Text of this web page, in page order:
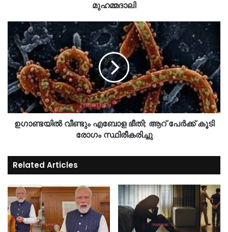
മുഹമ്മദാലി
ഉഗാണ്ടയിൽ വീണ്ടും എബോള ഭീതി; ആറ് പേർക്ക് കൂടി
രോഗം സ്ഥിരീകരിച്ചു
Related Articles